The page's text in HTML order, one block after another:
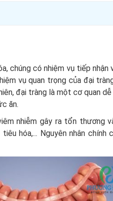
chúng có nhiệm vụ tiếp nhận
vụ quan trọng của đại
đại tràng là một cơ quan
ăn.
nhiễm gây ra tổn thương
hóa,... Nguyên nhân chính